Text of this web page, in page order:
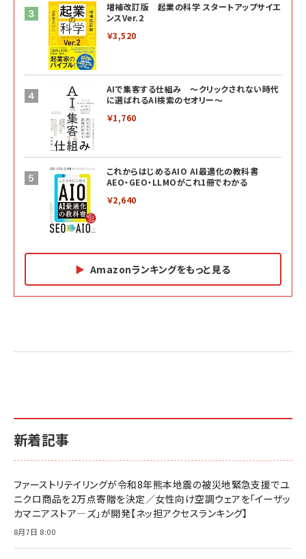
増補改訂版 起業の科学 スタートアップサイエ
ンスVer.2
￥3,520
AIで集客する仕組み ～クリックされない時代
に選ばれるAI検索のセオリー～
￥1,760
これからはじめるAIO AI最適化の教科書
AEO・GEO・LLMOがこれ1冊でわかる
￥2,640
Amazonランキングをもっと見る
2億円を売り上げたプロが教える note×AI 最強の
小さな会社は戦略が9割
￥1,815
anan(アンアン)2026/07/01号 No.2501[魅せる
anan(アンアン)2026/06/24号 No.2500増刊
anan(アンアン)2026/07/08号 No.2502[2026
年後半、あなたの恋と運命／山田涼介]
￥880
ママ投資家が育休中に１億貯めた株式投資
ベインキャピタル 企業価値向上力の秘密
ルな本質」
￥2,750
新着記事
ファーストリテイリングが令和8年熊本地震の被災地緊急支援でユ
ニクロ商品を2万点寄贈を決定／女性向け空調ウェアを「イーザッ
カマニアストア―ズ」が開発【ネッ担アクセスランキング】
8月7日 8:00